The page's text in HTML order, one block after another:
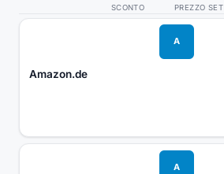
SCONTO PREZZO SET
A
Amazon.de
A